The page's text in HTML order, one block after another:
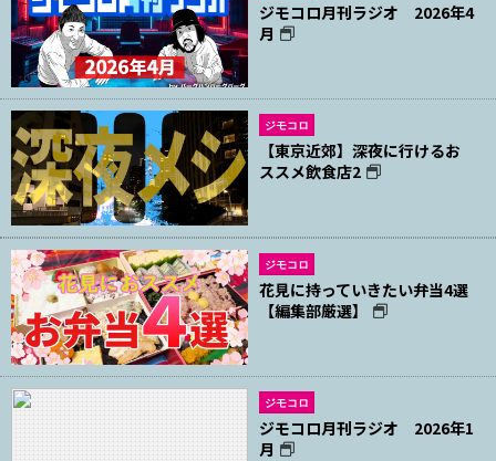
ジモコロ月刊ラジオ 2026年4
月
ジモコロ
【東京近郊】深夜に行けるお
ススメ飲食店2
ジモコロ
花見に持っていきたい弁当4選
【編集部厳選】
ジモコロ
ジモコロ月刊ラジオ 2026年1
月